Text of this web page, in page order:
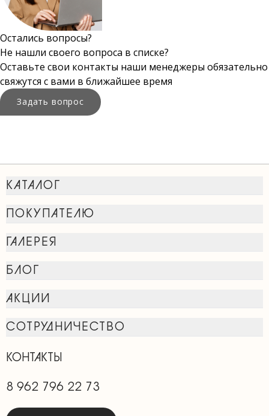
Остались вопросы?
Не нашли своего вопроса в списке?
Оставьте свои контакты наши менеджеры обязательно
свяжутся с вами в ближайшее время
Задать вопрос
КАТАЛОГ
ПОКУПАТЕЛЮ
ГАЛЕРЕЯ
БЛОГ
АКЦИИ
СОТРУДНИЧЕСТВО
КОНТАКТЫ
8 962 796 22 73